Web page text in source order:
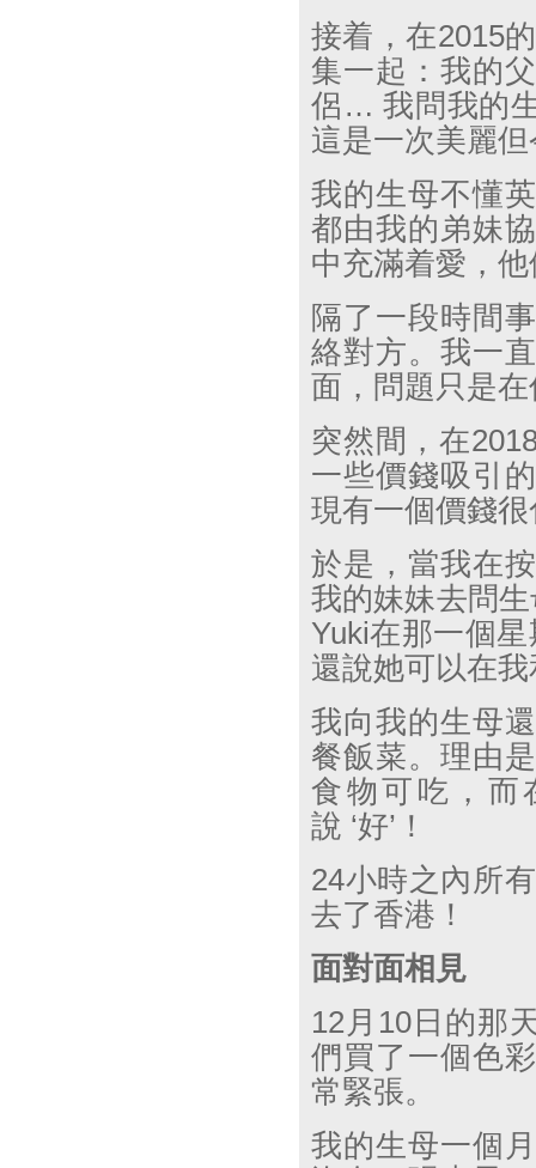
接着，在2015
集一起：我的
侶 …我問我的
這是一次美麗
我的生母不懂
都由我的弟妹
中充滿着愛，
隔了一段時間
絡對方。我一
面，問題只是
突然間，在
一些價錢吸引
現有一個價錢很
於是，當我在
我的妹妹去問
Yuki在那一個
還說她可以在
我向我的生母
餐飯菜。理由
食物可吃，而
說 ‘好’ ！
24小時之內所
去了香港！
面對面相見
12 月 10 日的那
們買了一個色
常緊張。
我的生母一個